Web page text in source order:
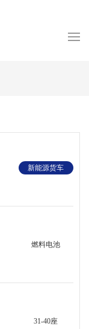
新能源货车
燃料电池
31-40座